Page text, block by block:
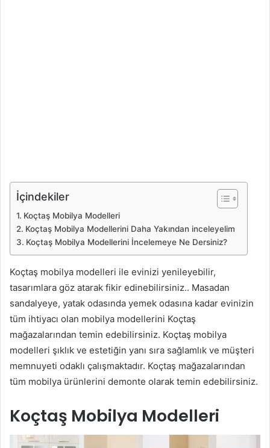
İçindekiler
Koçtaş Mobilya Modelleri
Koçtaş Mobilya Modellerini Daha Yakından inceleyelim
Koçtaş Mobilya Modellerini İncelemeye Ne Dersiniz?
Koçtaş mobilya modelleri ile evinizi yenileyebilir,
tasarımlara göz atarak fikir edinebilirsiniz.. Masadan
sandalyeye, yatak odasında yemek odasına kadar evinizin
tüm ihtiyacı olan mobilya modellerini Koçtaş
mağazalarından temin edebilirsiniz. Koçtaş mobilya
modelleri şıklık ve estetiğin yanı sıra sağlamlık ve müşteri
memnuyeti odaklı çalışmaktadır. Koçtaş mağazalarından
tüm mobilya ürünlerini demonte olarak temin edebilirsiniz.
Koçtaş Mobilya Modelleri